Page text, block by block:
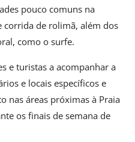
pouco comuns na
corrida de rolimã, além dos
como o surfe.
e turistas a acompanhar a
e locais específicos e
nas áreas próximas à Praia
os finais de semana de